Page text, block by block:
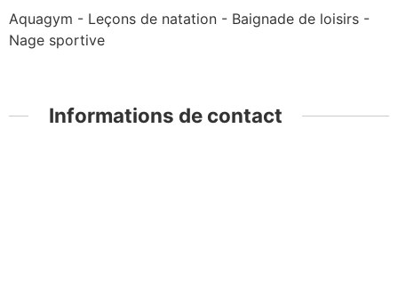
Aquagym - Leçons de natation - Baignade de loisirs -
Nage sportive
Informations de contact